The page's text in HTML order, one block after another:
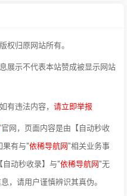
权归原网站所有。
展示不代表本站赞成被显示网站
有违法内容， 请立即举报
网，页面内容是由【自动秒收
果有与"依稀导航网"相关业务事
自动秒收录】与"依稀导航网"无
，请用户谨慎辨识其真伪。